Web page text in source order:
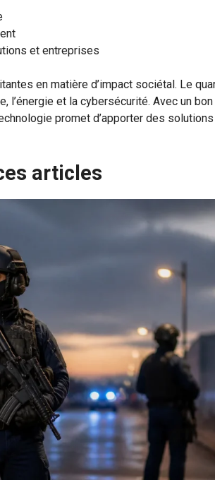
et entreprises
en matière d’impact sociétal. Le
l’énergie et la cybersécurité. Avec un
promet d’apporter des
articles